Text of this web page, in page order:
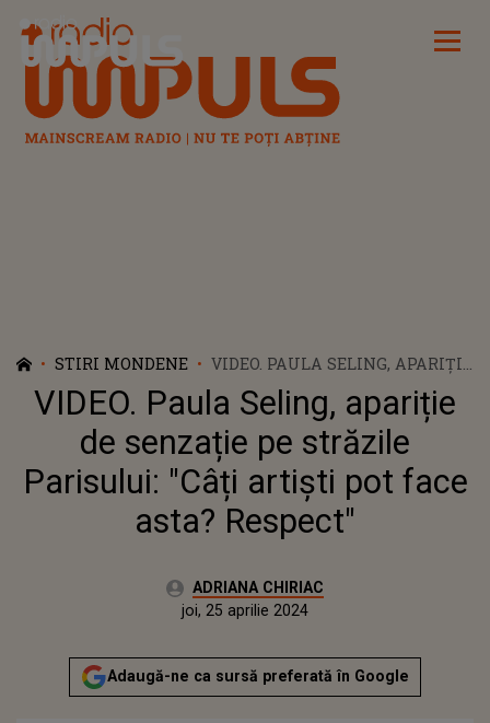
Radio Impuls
STIRI MONDENE
VIDEO. PAULA SELING, APARIȚIE
DE SENZAȚIE PE STRĂZILE
PARISULUI: "CÂȚI ARTIȘTI POT
FACE ASTA? RESPECT"
VIDEO. Paula Seling, apariție
de senzație pe străzile
Parisului: "Câți artiști pot face
asta? Respect"
Autor:ADRIANA CHIRIAC
Actualizat:
joi, 25 aprilie 2024
Adaugă-ne ca sursă preferată în Google